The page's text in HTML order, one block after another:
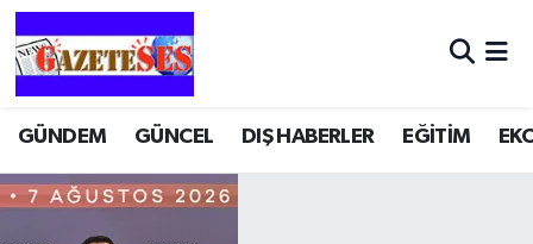
GÜNDEM GÜNCEL DIŞ HABERLER EĞİTİM